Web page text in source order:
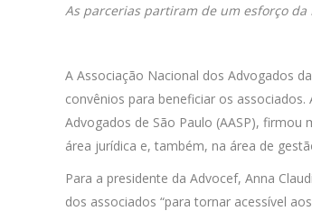
As parcerias partiram de um esforço
A Associação Nacional dos Advogados
convênios para beneficiar os
Advogados de São Paulo (AASP),
área jurídica e, também, na área de
Para a presidente da Advocef, Anna
dos associados “para tornar acessível